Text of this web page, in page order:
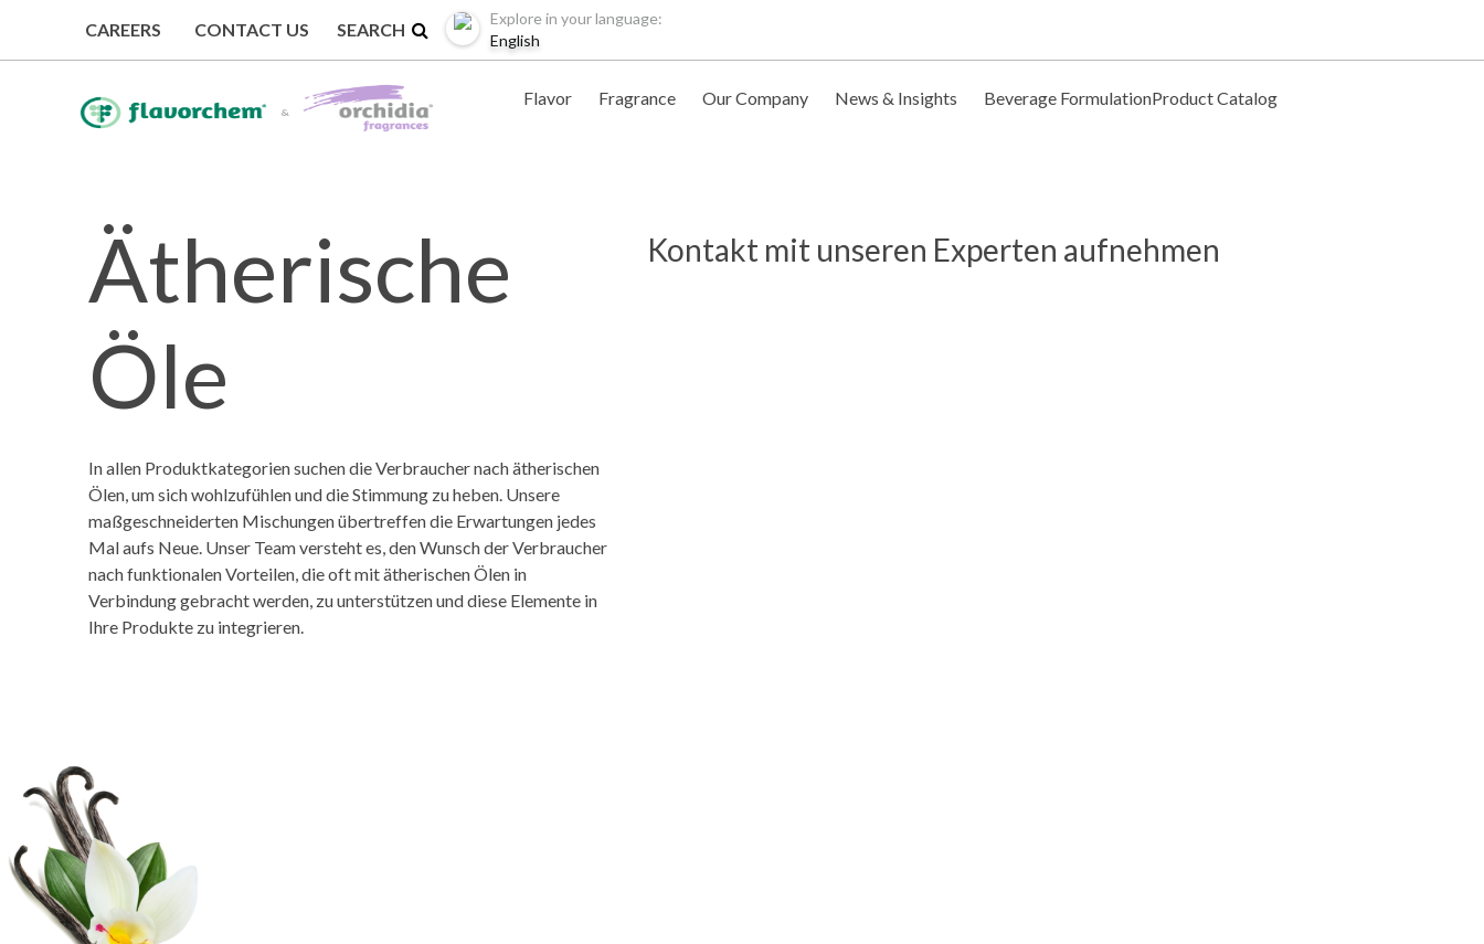
CAREERS CONTACT US
Explore in your language:
English
Flavor Fragrance Our Company News & Insights Beverage FormulationProduct Catalog
Ätherische
Öle
In allen Produktkategorien suchen die Verbraucher nach ätherischen
Ölen, um sich wohlzufühlen und die Stimmung zu heben. Unsere
maßgeschneiderten Mischungen übertreffen die Erwartungen jedes
Mal aufs Neue. Unser Team versteht es, den Wunsch der Verbraucher
nach funktionalen Vorteilen, die oft mit ätherischen Ölen in
Verbindung gebracht werden, zu unterstützen und diese Elemente in
Ihre Produkte zu integrieren.
Kontakt mit unseren Experten aufnehmen